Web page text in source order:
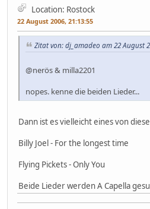
Location: Rostock
22 August 2006, 21:13:55
Zitat von: dj_amadeo am 22 August
@nerös & milla2201
nopes. kenne die beiden Lieder...
Dann ist es vielleicht eines von
Billy Joel - For the longest time
Flying Pickets - Only You
Beide Lieder werden A Capella